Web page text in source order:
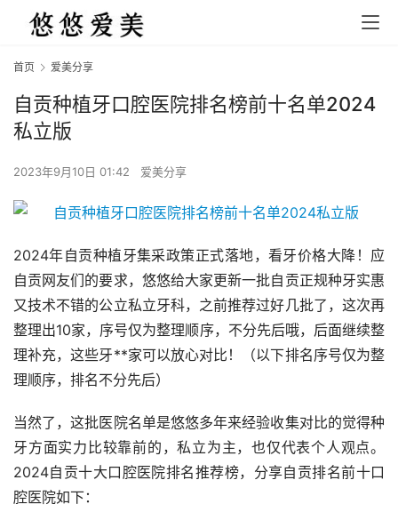
首页 爱美分享
自贡种植牙口腔医院排名榜前十名单2024
私立版
2023年9月10日 01:42 爱美分享
2024年自贡种植牙集采政策正式落地，看牙价格大降！应
自贡网友们的要求，悠悠给大家更新一批自贡正规种牙实惠
又技术不错的公立私立牙科，之前推荐过好几批了，这次再
整理出10家，序号仅为整理顺序，不分先后哦，后面继续整
理补充，这些牙**家可以放心对比！（以下排名序号仅为整
理顺序，排名不分先后）
当然了，这批医院名单是悠悠多年来经验收集对比的觉得种
牙方面实力比较靠前的，私立为主，也仅代表个人观点。
2024自贡十大口腔医院排名推荐榜，分享自贡排名前十口
腔医院如下：